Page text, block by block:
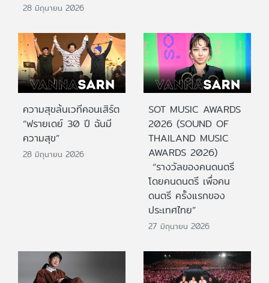
28 มิถุนายน 2026
ความสุขล้นเวทีคอนเสิร์ต
“ฟรายเดย์ 30 ปี ฉันมี
ความสุข”
28 มิถุนายน 2026
SOT MUSIC AWARDS
2026 (SOUND OF
THAILAND MUSIC
AWARDS 2026)
“รางวัลของคนดนตรี
โดยคนดนตรี เพื่อคน
ดนตรี ครั้งแรกของ
ประเทศไทย”
27 มิถุนายน 2026